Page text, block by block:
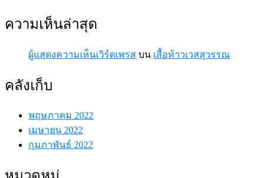
ความเห็นล่าสุด
ผู้แสดงความเห็นเวิร์ดเพรส บน เสื้อท้าวเวสสุวรรณ
คลังเก็บ
พฤษภาคม 2022
เมษายน 2022
กุมภาพันธ์ 2022